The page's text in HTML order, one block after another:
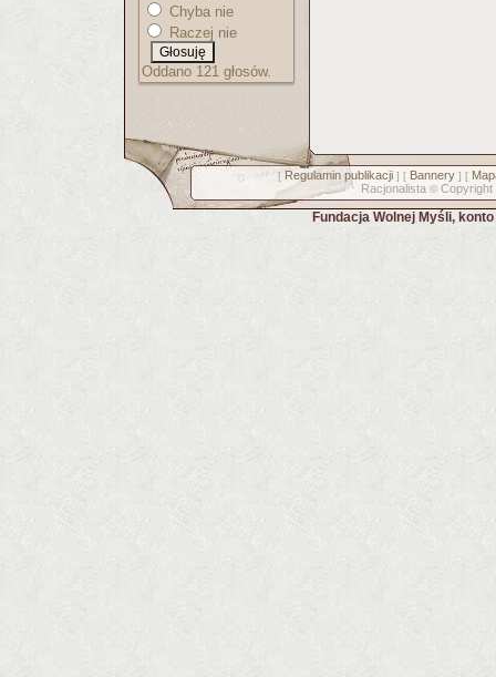
Chyba nie
Raczej nie
Oddano 121 głosów.
[ Regulamin publikacji] [ Bannery] [
Racjonalista © Copyright
Fundacja Wolnej Myśli,